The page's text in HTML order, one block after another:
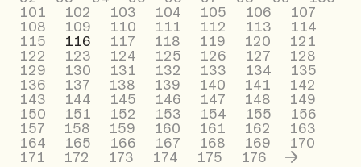
101
102 103 104 105 106
107
108
109 110 111 112 113
114
115
116 117 118 119 120
121
122
123 124 125 126 127
128
129
130 131 132 133 134
135
136
137 138 139 140 141
142
143
144 145 146 147 148
149
150
151 152 153 154 155
156
157
158 159 160 161 162
163
164
165 166 167 168 169
170
171
172 173 174 175 176